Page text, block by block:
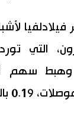
التي
1.1 بالمئة وهبط
بالمئة.